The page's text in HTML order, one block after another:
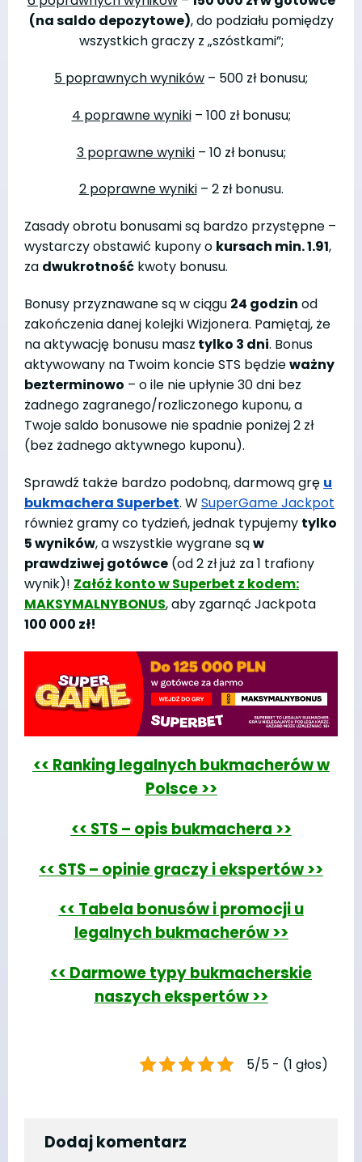
(na saldo depozytowe), do podziału pomiędzy
wszystkich graczy z „szóstkami”;
5 poprawnych wyników – 500 zł bonusu;
4 poprawne wyniki– 100 zł bonusu;
3 poprawne wyniki– 10 zł bonusu;
2 poprawne wyniki– 2 zł bonusu.
Zasady obrotu bonusami są bardzo przystępne –
wystarczy obstawić kupony o kursach min. 1.91,
za dwukrotność kwoty bonusu.
Bonusy przyznawane są w ciągu 24 godzin od
zakończenia danej kolejki Wizjonera. Pamiętaj, że
na aktywację bonusu masz tylko 3 dni. Bonus
aktywowany na Twoim koncie STS będzieważny
bezterminowo – o ile nie upłynie 30 dni bez
żadnego zagranego/rozliczonego kuponu, a
Twoje saldo bonusowe nie spadnie poniżej 2 zł
(bez żadnego aktywnego kuponu).
Sprawdź także bardzo podobną, darmową grę u
bukmachera Superbet. WSuperGame Jackpot
również gramy co tydzień, jednak typujemy tylko
5 wyników, a wszystkie wygrane sąw
prawdziwej gotówce (od 2 zł już za 1 trafiony
wynik)! Załóż konto w Superbet z kodem:
MAKSYMALNYBONUS, aby zgarnąć Jackpota
100 000 zł!
<< Ranking legalnych bukmacherów w
Polsce >>
<< STS – opis bukmachera >>
<< STS – opinie graczy i ekspertów >>
<< Tabela bonusów i promocji u
legalnych bukmacherów >>
<< Darmowe typy bukmacherskie
naszych ekspertów >>
5/5 - (1 głos)
Dodaj komentarz